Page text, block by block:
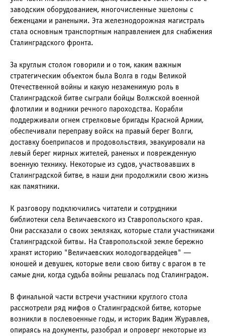
заводским оборудованием, многочисленные эшелоны с
беженцами и ранеными. Эта железнодорожная магистраль
стала основным транспортным направлением для снабжения
Сталинградского фронта.
За круглым столом говорили и о том, каким важным
стратегическим объектом была Волга в годы Великой
Отечественной войны и какую незаменимую роль в
Сталинградской битве сыграли бойцы Волжской военной
флотилии и водники речного пароходства. Корабли
поддерживали огнем стрелковые бригады Красной Армии,
обеспечивали переправу войск на правый берег Волги,
доставку боеприпасов и продовольствия, эвакуировали на
левый берег мирных жителей, раненых и поврежденную
военную технику. Некоторые из судов, участвовавших в
Сталинградской битве, в наши дни продолжили свою жизнь
как памятники.
К разговору подключились читатели и сотрудники
библиотеки села Величаевского из Ставропольского края.
Они рассказали о своих земляках, которые стали участниками
Сталинградской битвы. На Ставропольской земле бережно
хранят историю "Величаевских молодогвардейцев" —
юношей и девушек, которые вели свою битву с врагом в те
самые дни, когда судьба войны решалась под Сталинградом.
В финальной части встречи участники круглого стола
рассмотрели ряд мифов о Сталинградской битве, которые
возникли в послевоенные годы, и историк Вадим Журавлев,
опираясь на документы, разобрал и опроверг некоторые из